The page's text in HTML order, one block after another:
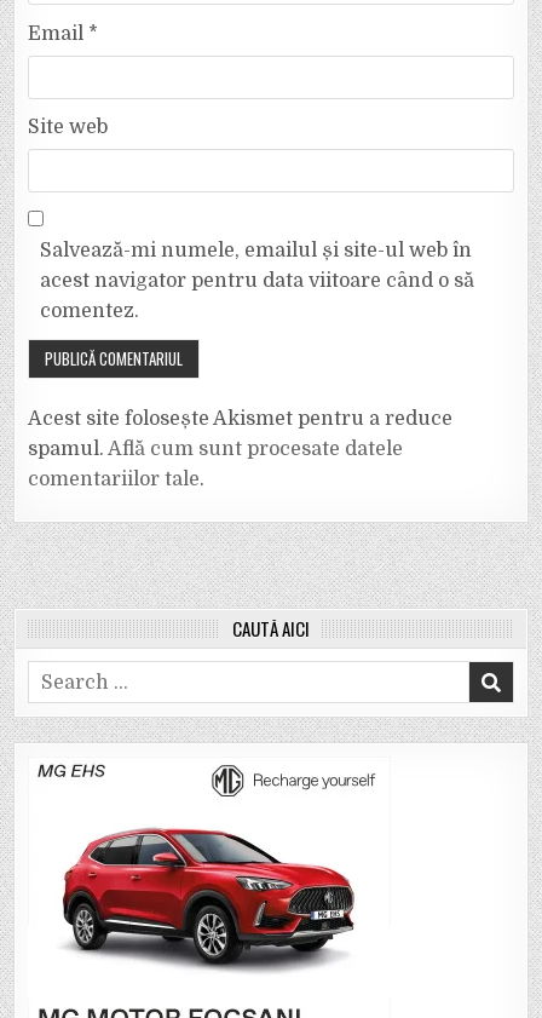
Email *
Site web
Salvează-mi numele, emailul și site-ul web în
acest navigator pentru data viitoare când o să
comentez.
Acest site folosește Akismet pentru a reduce
spamul.Află cum sunt procesate datele
comentariilor tale.
CAUTĂ AICI
Search
for: